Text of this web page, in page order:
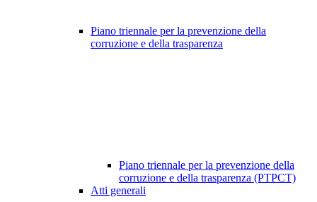
Piano triennale per la prevenzione della
corruzione e della trasparenza
Piano triennale per la prevenzione della
corruzione e della trasparenza (PTPCT)
Atti generali